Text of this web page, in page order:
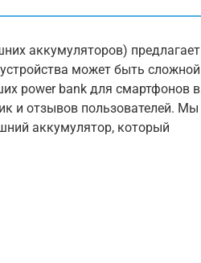
аккумуляторов) предлагает
может быть сложной
power bank для смартфонов в
и отзывов пользователей. Мы
аккумулятор, который